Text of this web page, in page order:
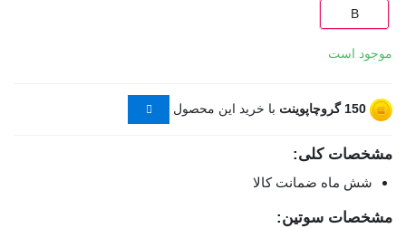
B
موجود است
150 گروچاپوینت با خرید این محصول
مشخصات کلی:
شش ماه ضمانت کالا
مشخصات سوتین: